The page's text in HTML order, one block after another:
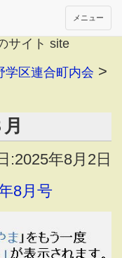
サイト site
メニュー
学区連合町内会 >
:2025年8月2日
8月号